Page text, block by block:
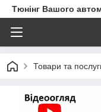
Тюнінг Вашого
Товари та